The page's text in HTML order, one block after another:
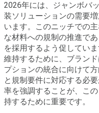
2026年には、ジャンボバ
装ソリューションの需要
います。このニッチでの
な材料への規制の推進で
を採用するよう促してい
維持するために、ブラン
プションの統合に向けて
と規制要件に対応する必
率を強調することが、こ
持するために重要です。